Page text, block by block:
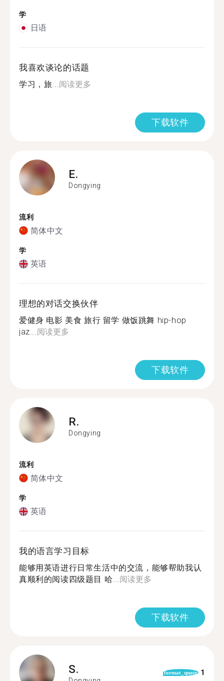
学
日语
我喜欢谈论的话题
学习，旅...阅读更多
下载软件
E.
Dongying
流利
简体中文
学
英语
理想的对话交换伙伴
爱健身 电影 美食 旅行 留学 做饭跳舞 hip-hop
jaz...阅读更多
下载软件
R.
Dongying
流利
简体中文
学
英语
我的语言学习目标
能够用英语进行日常生活中的交流，能够帮助我认
真顺利的阅读四级题目 哈...阅读更多
下载软件
S. format_quote 1